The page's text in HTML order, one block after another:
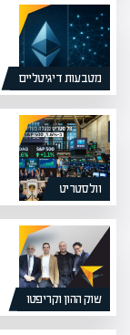
מטבעות דיגיטליים
וולסטריט
שוק ההון וקריפטו